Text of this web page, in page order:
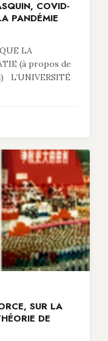
COVID-
PANDÉMIE
LA
(à propos de
L’UNIVERSITÉ
SUR LA
DE